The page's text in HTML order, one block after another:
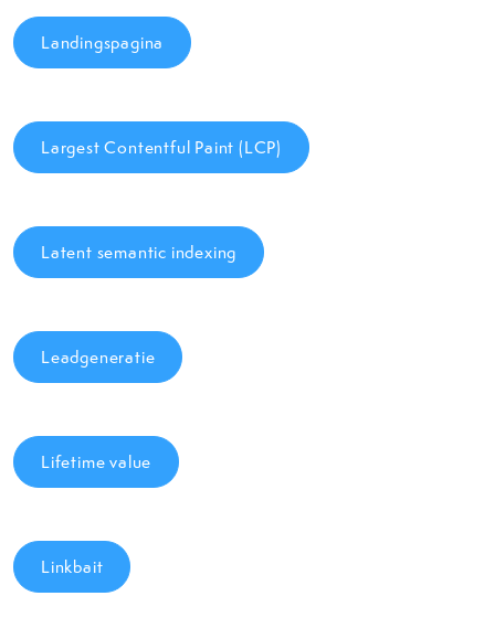
Landingspagina
Largest Contentful Paint (LCP)
Latent semantic indexing
Leadgeneratie
Lifetime value
Linkbait